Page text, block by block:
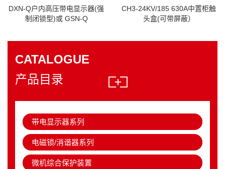
DXN-Q户内高压带电显示器(强
制闭锁型)或 GSN-Q
CH3-24KV/185 630A中置柜触
头盒(可带屏蔽）
CATALOGUE
产品目录
带电显示器系列
电磁锁/消谐器系列
微机综合保护装置